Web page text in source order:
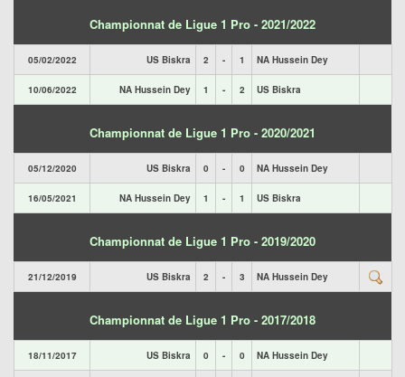
Championnat de Ligue 1 Pro - 2021/2022
05/02/2022 US Biskra 2 - 1 NA Hussein Dey
10/06/2022 NA Hussein Dey 1 - 2 US Biskra
Championnat de Ligue 1 Pro - 2020/2021
05/12/2020 US Biskra 0 - 0 NA Hussein Dey
16/05/2021 NA Hussein Dey 1 - 1 US Biskra
Championnat de Ligue 1 Pro - 2019/2020
21/12/2019 US Biskra 2 - 3 NA Hussein Dey
Championnat de Ligue 1 Pro - 2017/2018
18/11/2017 US Biskra 0 - 0 NA Hussein Dey